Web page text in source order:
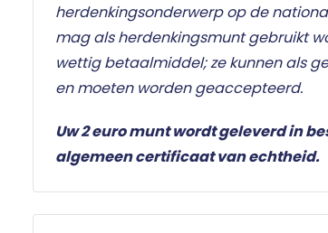
herdenkingsonderwerp op de
mag als herdenkingsmunt gebruikt
wettig betaalmiddel; ze kunnen als
en moeten worden geaccepteerd.
Uw 2 euro munt wordt geleverd in
algemeen certificaat van echtheid.